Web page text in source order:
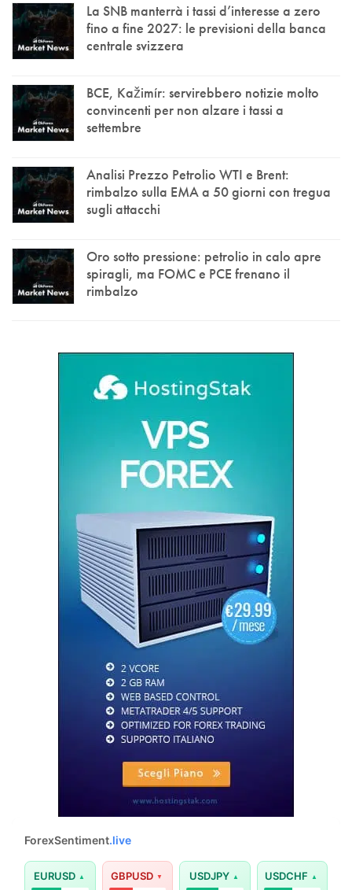
La SNB manterrà i tassi d’interesse a zero
fino a fine 2027: le previsioni della banca
centrale svizzera
BCE, Kažimír: servirebbero notizie molto
convincenti per non alzare i tassi a
settembre
Analisi Prezzo Petrolio WTI e Brent:
rimbalzo sulla EMA a 50 giorni con tregua
sugli attacchi
Oro sotto pressione: petrolio in calo apre
spiragli, ma FOMC e PCE frenano il
rimbalzo
ForexSentiment.live
EURUSD GBPUSD USDJPY USDCHF